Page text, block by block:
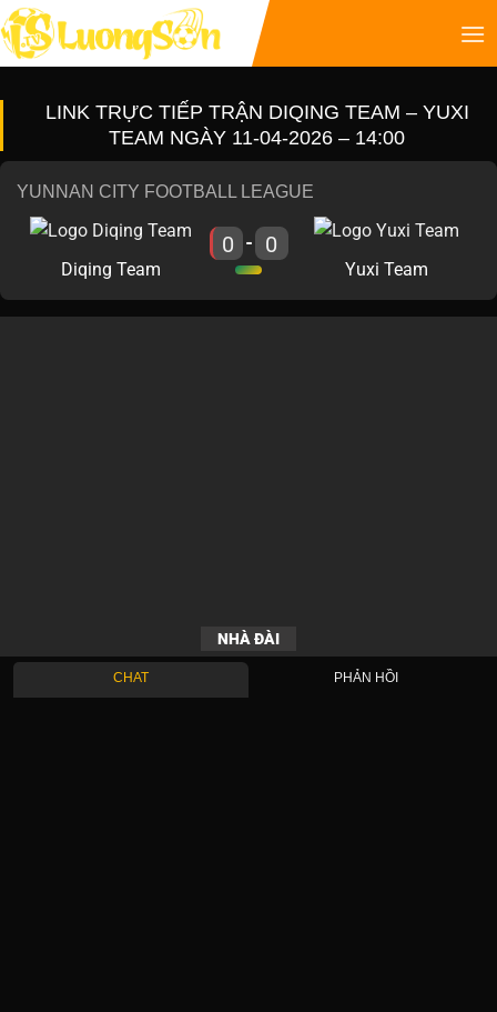
LINK TRỰC TIẾP TRẬN DIQING TEAM – YUXI
TEAM NGÀY 11-04-2026 – 14:00
YUNNAN CITY FOOTBALL LEAGUE
Diqing Team
0 - 0
Yuxi Team
NHÀ ĐÀI
CHAT PHẢN HỒI